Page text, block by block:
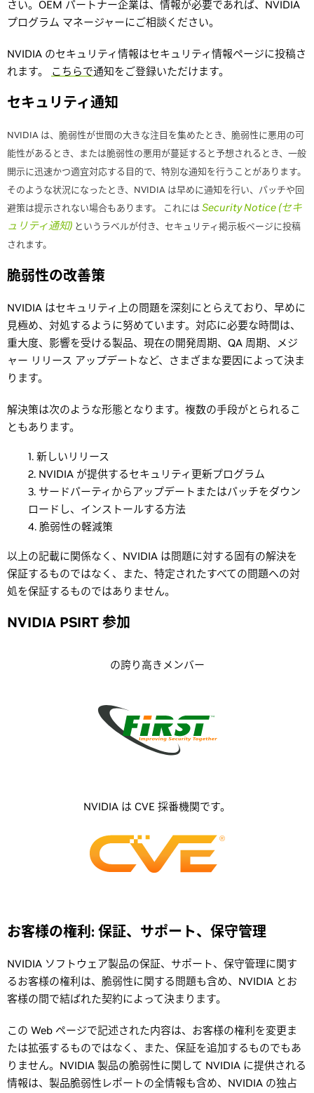
さい。OEM パートナー企業は、情報が必要であれば、NVIDIA
プログラム マネージャーにご相談ください。
NVIDIA のセキュリティ情報はセキュリティ情報ページに投稿さ
れます。
こちらで通知をご登録いただけます。
セキュリティ通知
NVIDIA は、脆弱性が世間の大きな注目を集めたとき、脆弱性に悪用の可
能性があるとき、または脆弱性の悪用が蔓延すると予想されるとき、一般
開示に迅速かつ適宜対応する目的で、特別な通知を行うことがあります。
そのような状況になったとき、NVIDIA は早めに通知を行い、パッチや回
避策は提示されない場合もあります。 これには Security Notice (セキ
ュリティ通知) というラベルが付き、セキュリティ掲示板ページに投稿
されます。
脆弱性の改善策
NVIDIA はセキュリティ上の問題を深刻にとらえており、早めに
見極め、対処するように努めています。対応に必要な時間は、
重大度、影響を受ける製品、現在の開発周期、QA 周期、メジ
ャー リリース アップデートなど、さまざまな要因によって決ま
ります。
解決策は次のような形態となります。複数の手段がとられるこ
ともあります。
新しいリリース
NVIDIA が提供するセキュリティ更新プログラム
サードパーティからアップデートまたはパッチをダウン
ロードし、インストールする方法
脆弱性の軽減策
以上の記載に関係なく、NVIDIA は問題に対する固有の解決を
保証するものではなく、また、特定されたすべての問題への対
処を保証するものではありません。
NVIDIA PSIRT 参加
の誇り高きメンバー
NVIDIA は CVE 採番機関です。
お客様の権利: 保証、サポート、保守管理
NVIDIA ソフトウェア製品の保証、サポート、保守管理に関す
るお客様の権利は、脆弱性に関する問題も含め、NVIDIA とお
客様の間で結ばれた契約によって決まります。
この Web ページで記述された内容は、お客様の権利を変更ま
たは拡張するものではなく、また、保証を追加するものでもあ
りません。NVIDIA 製品の脆弱性に関して NVIDIA に提供される
情報は、製品脆弱性レポートの全情報も含め、NVIDIA の独占